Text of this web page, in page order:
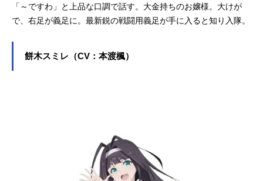
「～ですわ」と上品な口調で話す。大金持ちのお嬢様。大けが
で、右足が義足に。最新鋭の戦闘用義足が手に入ると知り入隊。
餅木スミレ（CV：本渡楓）